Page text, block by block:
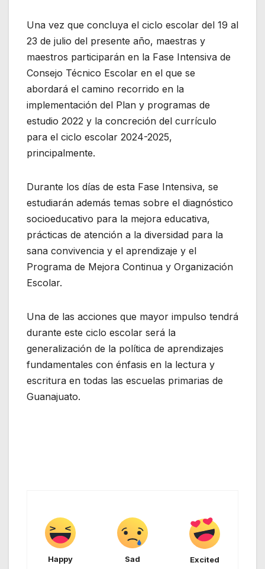
Una vez que concluya el ciclo escolar del 19 al
23 de julio del presente año, maestras y
maestros participarán en la Fase Intensiva de
Consejo Técnico Escolar en el que se
abordará el camino recorrido en la
implementación del Plan y programas de
estudio 2022 y la concreción del currículo
para el ciclo escolar 2024-2025,
principalmente.
Durante los días de esta Fase Intensiva, se
estudiarán además temas sobre el diagnóstico
socioeducativo para la mejora educativa,
prácticas de atención a la diversidad para la
sana convivencia y el aprendizaje y el
Programa de Mejora Continua y Organización
Escolar.
Una de las acciones que mayor impulso tendrá
durante este ciclo escolar será la
generalización de la política de aprendizajes
fundamentales con énfasis en la lectura y
escritura en todas las escuelas primarias de
Guanajuato.
Happy Sad Excited